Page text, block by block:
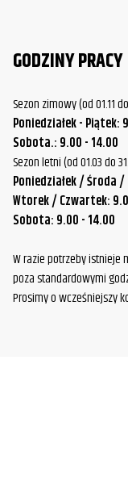
GODZINY PRACY
Sezon zimowy (od 01.11
Poniedziałek - Piątek:
Sobota.: 9.00 - 14.00
Sezon letni (od 01.03 do
Poniedziałek / Środa
Wtorek / Czwartek:
Sobota: 9.00 - 14.00
W razie potrzeby istnieje
poza standardowymi
Prosimy o wcześniejszy